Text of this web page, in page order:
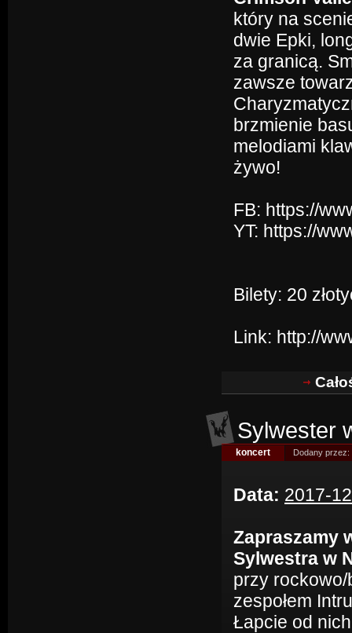
który na
dwie Epki,
za granicą.
zawsze
brzmienie
melodiami
żywo!
FB: https://
YT: https://
Bilety: 20
Link: http://
Sylwester
koncert Dodany przez:
Data: 2017-
Zapraszamy
Sylwestra w
przy
zespołem
Łapcie od